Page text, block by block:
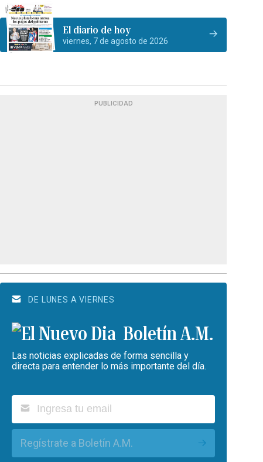
El diario de hoy
viernes, 7 de agosto de 2026
PUBLICIDAD
DE LUNES A VIERNES
Boletín A.M.
Las noticias explicadas de forma sencilla y
directa para entender lo más importante del día.
Regístrate a Boletín A.M.